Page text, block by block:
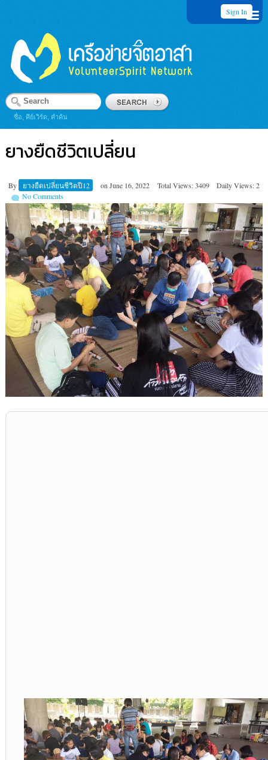
Sign In
ชื่อ, คีย์เวิร์ด, คำค้น
ยางยืดชีวิตเปลี่ยน
By ยางยืดเปลี่ยนชีวิตปี12 on June 16, 2022 Total Views: 3409
Daily Views: 2
No Comments